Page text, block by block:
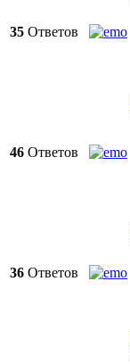
35 Ответов
46 Ответов
36 Ответов